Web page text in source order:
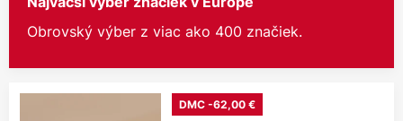
Obrovský výber z viac ako 400 značiek.
DMC -62,00 €